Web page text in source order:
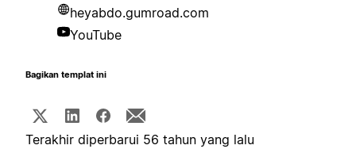
heyabdo.gumroad.com
YouTube
Bagikan templat ini
Terakhir diperbarui 56 tahun yang lalu